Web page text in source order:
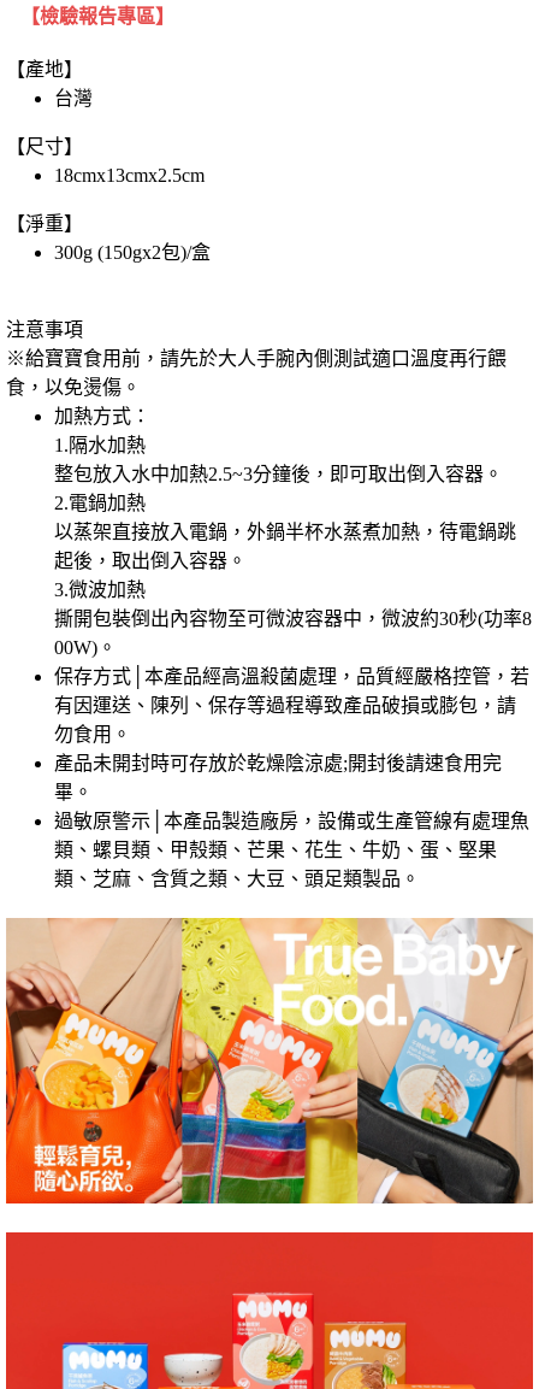
【檢驗報告專區】
【產地】
台灣
【尺寸】
18cmx13cmx2.5cm
【淨重】
300g (150gx2包)/盒
注意事項
※給寶寶食用前，請先於大人手腕內側測試適口溫度再行餵
食，以免燙傷。
加熱方式：
1.隔水加熱
整包放入水中加熱2.5~3分鐘後，即可取出倒入容器。
2.電鍋加熱
以蒸架直接放入電鍋，外鍋半杯水蒸煮加熱，待電鍋跳
起後，取出倒入容器。
3.微波加熱
撕開包裝倒出內容物至可微波容器中，微波約30秒(功率8
00W)。
保存方式│本產品經高溫殺菌處理，品質經嚴格控管，若
有因運送、陳列、保存等過程導致產品破損或膨包，請
勿食用。
產品未開封時可存放於乾燥陰涼處;開封後請速食用完
畢。
過敏原警示│本產品製造廠房，設備或生產管線有處理魚
類、螺貝類、甲殼類、芒果、花生、牛奶、蛋、堅果
類、芝麻、含質之類、大豆、頭足類製品。